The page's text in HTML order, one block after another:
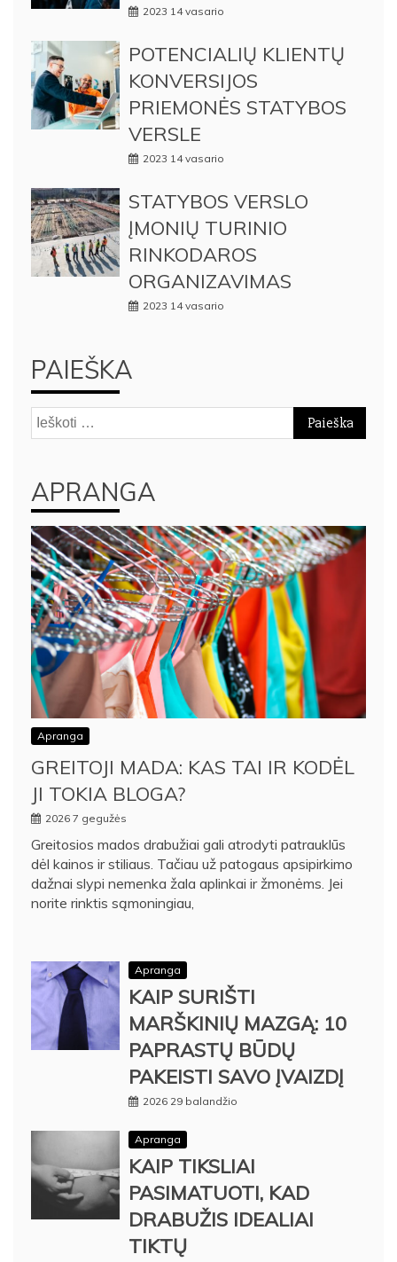
2023 14 vasario
POTENCIALIŲ KLIENTŲ
KONVERSIJOS
PRIEMONĖS STATYBOS
VERSLE
2023 14 vasario
STATYBOS VERSLO
ĮMONIŲ TURINIO
RINKODAROS
ORGANIZAVIMAS
2023 14 vasario
PAIEŠKA
Ieškoti:
APRANGA
Apranga
GREITOJI MADA: KAS TAI IR KODĖL
JI TOKIA BLOGA?
2026 7 gegužės
Greitosios mados drabužiai gali atrodyti patrauklūs
dėl kainos ir stiliaus. Tačiau už patogaus apsipirkimo
dažnai slypi nemenka žala aplinkai ir žmonėms. Jei
norite rinktis sąmoningiau,
Apranga
KAIP SURIŠTI
MARŠKINIŲ MAZGĄ: 10
PAPRASTŲ BŪDŲ
PAKEISTI SAVO ĮVAIZDĮ
2026 29 balandžio
Apranga
KAIP TIKSLIAI
PASIMATUOTI, KAD
DRABUŽIS IDEALIAI
TIKTŲ